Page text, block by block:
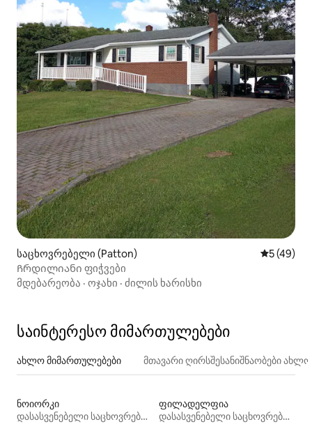
საცხოვრებელი (Patton) საშუალო
5 (49)
Ჩრდილიანი ფიჭვები
მდებარეობა · ოჯახი · ძილის ხარისხი
საინტერესო მიმართულებები
ახლო მიმართულებები მთავარი ღირსშესანიშნაობები
ნოიორკი
დასასვენებელი საცხოვრებლები
ფილადელფია
დასასვენებელი საცხოვრებლები